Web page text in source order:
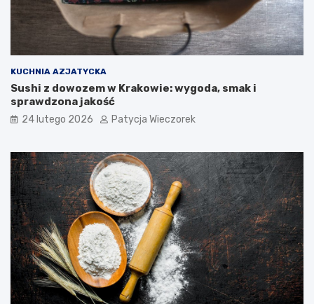
KUCHNIA AZJATYCKA
Sushi z dowozem w Krakowie: wygoda, smak i
sprawdzona jakość
24 lutego 2026 Patycja Wieczorek